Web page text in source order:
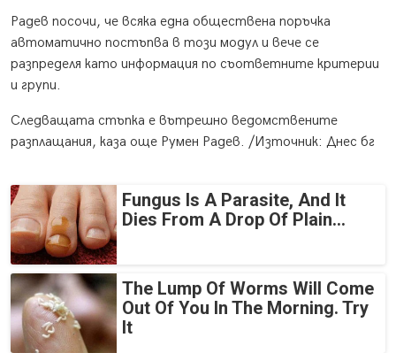
Радев посочи, че всяка една обществена поръчка
автоматично постъпва в този модул и вече се
разпределя като информация по съответните критерии
и групи.
Следващата стъпка е вътрешно ведомствените
разплащания, каза още Румен Радев. /Източник: Днес бг
Fungus Is A Parasite, And It
Dies From A Drop Of Plain...
The Lump Of Worms Will Come
Out Of You In The Morning. Try
It